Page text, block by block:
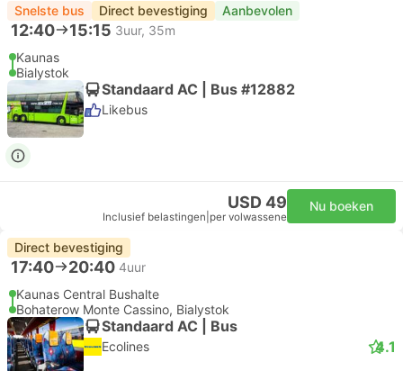
Snelste bus Direct bevestiging Aanbevolen
12:40 15:15 3uur, 35m
Kaunas
Bialystok
Standaard AC | Bus #12882
Likebus
USD 49
Inclusief belastingen per volwassene
Nu boeken
Direct bevestiging
17:40 20:40 4uur
Kaunas Central Bushalte
Bohaterow Monte Cassino, Bialystok
Standaard AC | Bus
Ecolines 4.1